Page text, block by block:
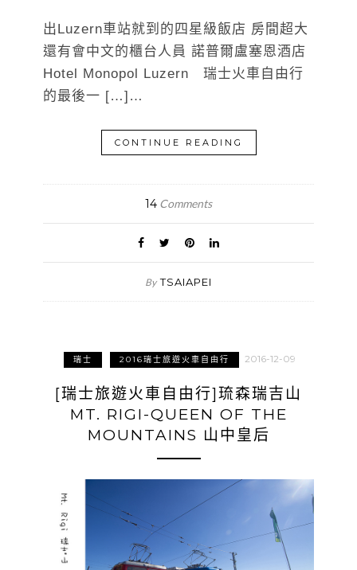
出Luzern車站就到的四星級飯店 房間超大
還有會中文的櫃台人員 諾普爾盧塞恩酒店
Hotel Monopol Luzern 瑞士火車自由行
的最後一 […]…
CONTINUE READING
14 Comments
By TSAIAPEI
瑞士 2016瑞士旅遊火車自由行 2016-12-09
[瑞士旅遊火車自由行]琉森瑞吉山
MT. RIGI-QUEEN OF THE
MOUNTAINS 山中皇后